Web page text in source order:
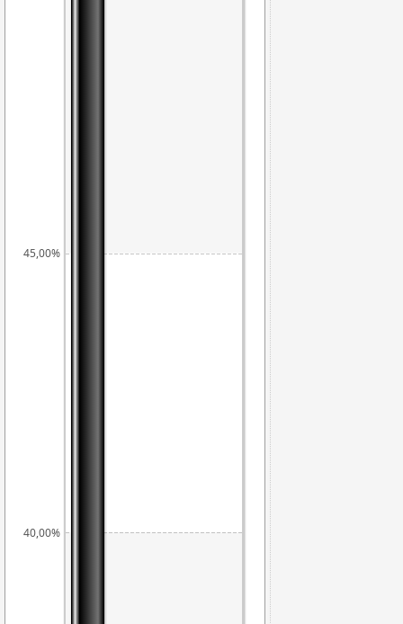
40,00%
45,00%